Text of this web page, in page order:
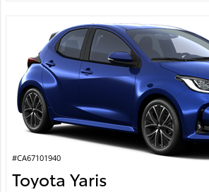
#CA67101940
Toyota Yaris